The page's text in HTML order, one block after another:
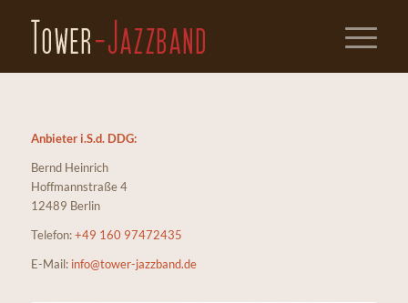
Anbieter i.S.d. DDG:
Bernd Heinrich
Hoffmannstraße 4
12489 Berlin
Telefon:+49 160 97472435
E-Mail: info@tower-jazzband.de